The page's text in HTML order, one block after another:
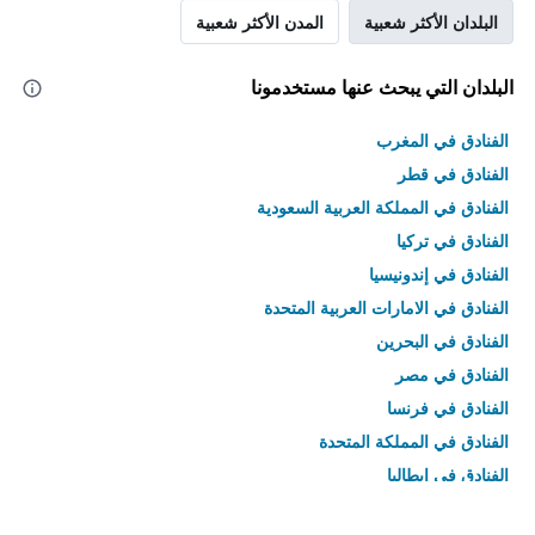
البلدان الأكثر شعبية المدن الأكثر شعبية
البلدان التي يبحث عنها مستخدمونا
الفنادق في المغرب
الفنادق في قطر
الفنادق في المملكة العربية السعودية
الفنادق في تركيا
الفنادق في إندونيسيا
الفنادق في الامارات العربية المتحدة
الفنادق في البحرين
الفنادق في مصر
الفنادق في فرنسا
الفنادق في المملكة المتحدة
الفنادق في إيطاليا